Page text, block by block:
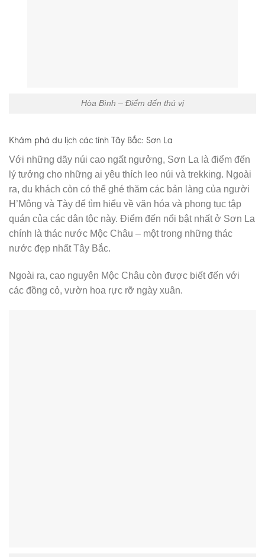
Hòa Bình – Điểm đến thú vị
Khám phá du lịch các tỉnh Tây Bắc: Sơn La
Với những dãy núi cao ngất ngưởng, Sơn La là điểm đến
lý tưởng cho những ai yêu thích leo núi và trekking. Ngoài
ra, du khách còn có thể ghé thăm các bản làng của người
H’Mông và Tày để tìm hiểu về văn hóa và phong tục tập
quán của các dân tộc này. Điểm đến nổi bật nhất ở Sơn La
chính là thác nước Mộc Châu – một trong những thác
nước đẹp nhất Tây Bắc.
Ngoài ra, cao nguyên Mộc Châu còn được biết đến với
các đồng cỏ, vườn hoa rực rỡ ngày xuân.